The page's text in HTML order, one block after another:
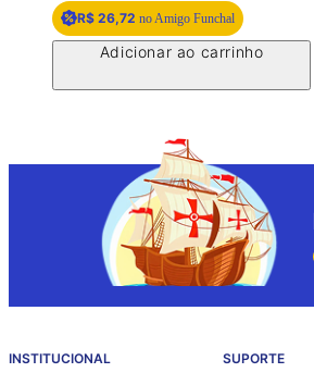
R$ 26,72 no Amigo Funchal
Adicionar ao carrinho
INSTITUCIONAL SUPORTE